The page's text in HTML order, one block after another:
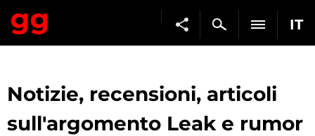
IT
Notizie, recensioni, articoli
sull'argomento Leak e rumor